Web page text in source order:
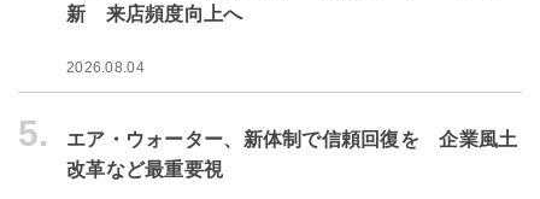
新 来店頻度向上へ
2026.08.04
5.
エア・ウォーター、新体制で信頼回復を 企業風土
改革など最重要視